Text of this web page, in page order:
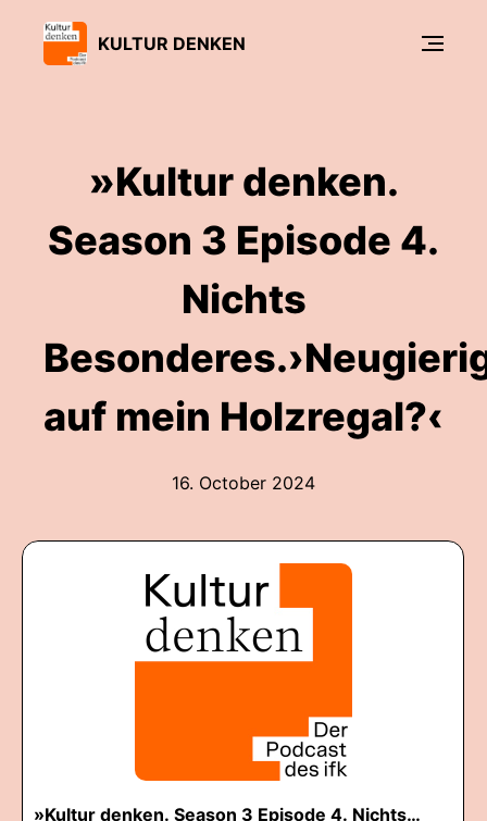
KULTUR DENKEN
»Kultur denken.
Season 3 Episode 4.
Nichts
auf mein Holzregal?‹
16. October 2024